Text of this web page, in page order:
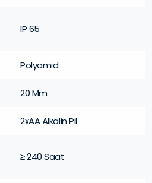
IP 65
Polyamid
20 Mm
2xAA Alkalin Pil
≥ 240 Saat